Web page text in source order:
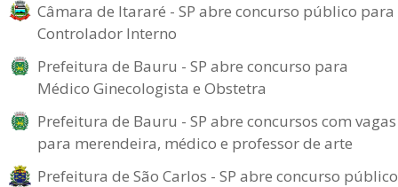
Câmara de Itararé - SP abre concurso público para
Controlador Interno
Prefeitura de Bauru - SP abre concurso para
Médico Ginecologista e Obstetra
Prefeitura de Bauru - SP abre concursos com vagas
para merendeira, médico e professor de arte
Prefeitura de São Carlos - SP abre concurso público